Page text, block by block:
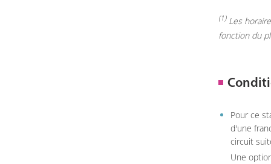
(1)Les
fonction du
Pour ce
d'une
circuit
Une